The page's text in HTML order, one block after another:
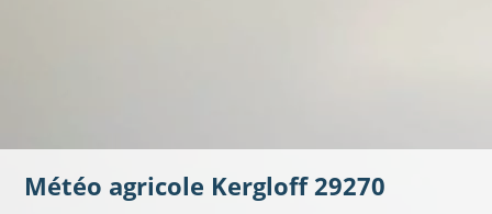
Météo agricole Kergloff 29270